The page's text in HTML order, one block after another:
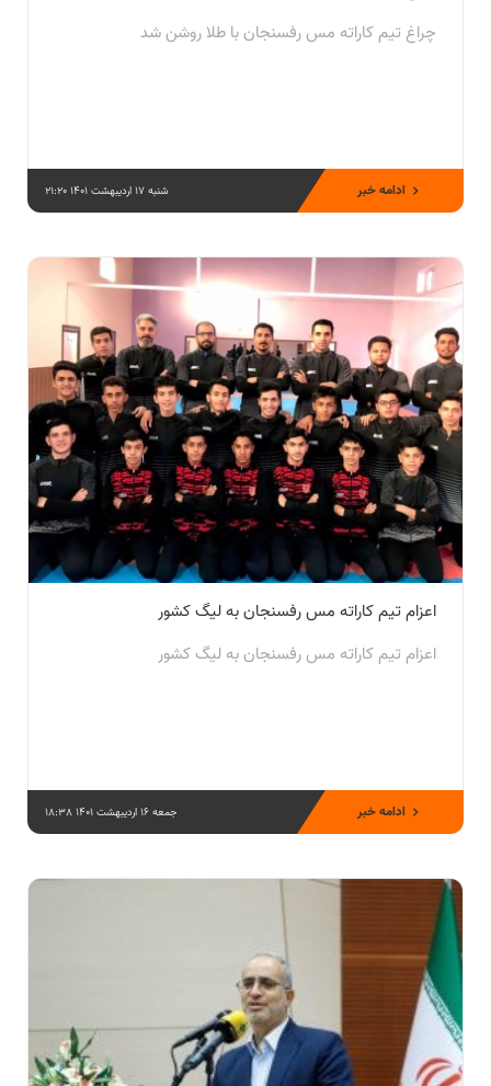
چراغ تيم كاراته مس رفسنجان با طلا روشن شد
شنبه 17 اردیبهشت 1401 21:20 ادامه خبر
اعزام تيم كاراته مس رفسنجان به ليگ كشور
اعزام تيم كاراته مس رفسنجان به ليگ كشور
جمعه 16 اردیبهشت 1401 18:38 ادامه خبر